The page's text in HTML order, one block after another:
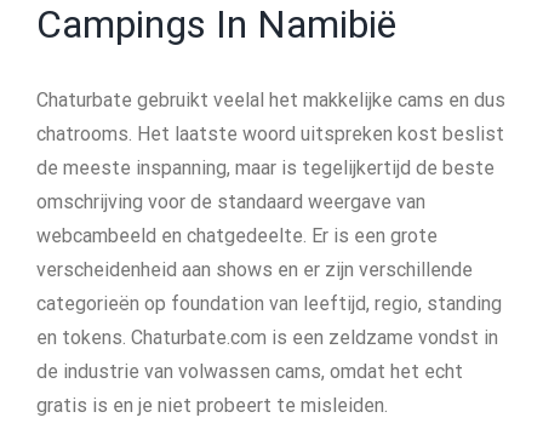
Campings In Namibië
Chaturbate gebruikt veelal het makkelijke cams en dus
chatrooms. Het laatste woord uitspreken kost beslist
de meeste inspanning, maar is tegelijkertijd de beste
omschrijving voor de standaard weergave van
webcambeeld en chatgedeelte. Er is een grote
verscheidenheid aan shows en er zijn verschillende
categorieën op foundation van leeftijd, regio, standing
en tokens. Chaturbate.com is een zeldzame vondst in
de industrie van volwassen cams, omdat het echt
gratis is en je niet probeert te misleiden.